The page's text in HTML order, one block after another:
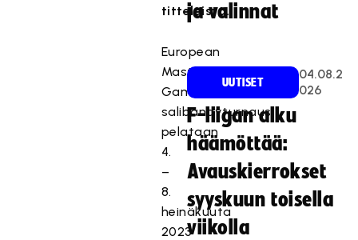
titteleistä.
European
Masters
Gamesin
salibandyturnaus
pelataan
4.
–
8.
heinäkuuta
2023
ja valinnat
UUTISET
04.08.2
026
F-liigan alku
häämöttää:
Avauskierrokset
syyskuun toisella
viikolla